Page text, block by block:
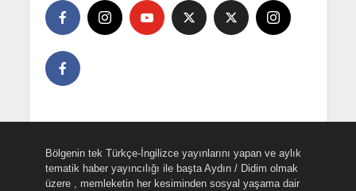
Bölgenin tek Türkçe-İngilizce yayınlarını yapan ve aylık
tematik haber yayıncılığı ile başta Aydın / Didim olmak
üzere , memleketin her kesiminden sosyal yaşama dair